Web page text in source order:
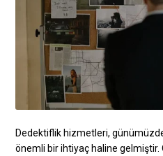
Dedektiflik hizmetleri,
önemli bir ihtiyaç haline gelmiştir.